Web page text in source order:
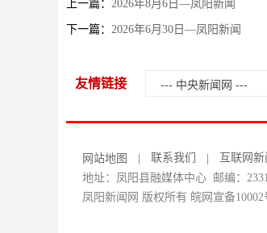
上一篇： 2026年8月6日—凤阳新闻
下一篇： 2026年6月30日—凤阳新闻
友情链接
网站地图 联系我们
互联网
地址：凤阳县融媒体中心 邮编：
凤阳新闻网 版权所有 皖网宣备10002